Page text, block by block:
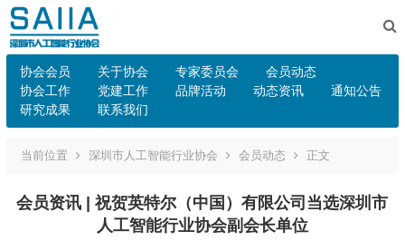
协会会员 关于协会 专家委员会
会员动态
协会工作
党建工作 品牌活动 动态资讯
通知公告
研究成果
联系我们
当前位置 深圳市人工智能行业协会 会员动态 正文
会员资讯 | 祝贺英特尔（中国）有限公司当选深圳市
人工智能行业协会副会长单位